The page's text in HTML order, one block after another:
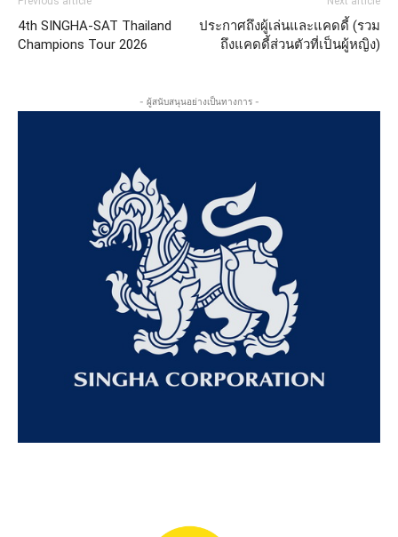
4th SINGHA-SAT Thailand
Champions Tour 2026
ประกาศถึงผู้เล่นและแคดดี้ (รวม
ถึงแคดดี้ส่วนตัวที่เป็นผู้หญิง)
- ผู้สนับสนุนอย่างเป็นทางการ -